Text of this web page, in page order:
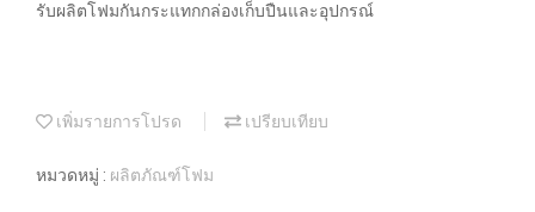
รับผลิตโฟมกันกระแทกกล่องเก็บปืนและอุปกรณ์
เพิ่มรายการโปรด เปรียบเทียบ
หมวดหมู่ : ผลิตภัณฑ์โฟม